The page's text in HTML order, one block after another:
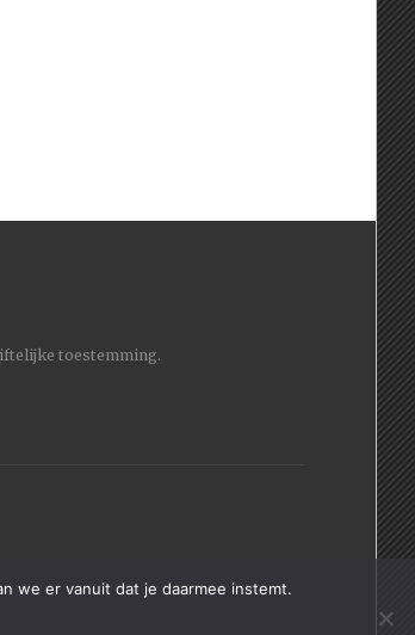
toestemming.
we er vanuit dat je daarmee instemt.